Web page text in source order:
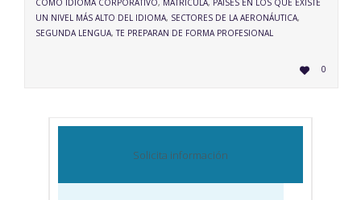
COMO IDIOMA CORPORATIVO, MATRÍCULA, PAÍSES EN LOS QUE EXISTE
UN NIVEL MÁS ALTO DEL IDIOMA, SECTORES DE LA AERONÁUTICA,
SEGUNDA LENGUA,TE PREPARAN DE FORMA PROFESIONAL
 LOVE
IT0
Solicita información